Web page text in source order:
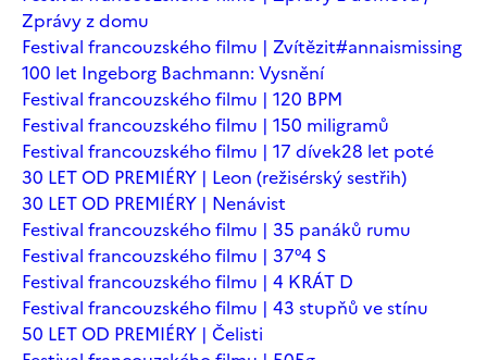
Zprávy z domu
Festival francouzského filmu | Zvítězit#annaismissing
100 let Ingeborg Bachmann: Vysnění
Festival francouzského filmu | 120 BPM
Festival francouzského filmu | 150 miligramů
Festival francouzského filmu | 17 dívek28 let poté
30 LET OD PREMIÉRY | Leon (režisérský sestřih)
30 LET OD PREMIÉRY | Nenávist
Festival francouzského filmu | 35 panáků rumu
Festival francouzského filmu | 37°4 S
Festival francouzského filmu | 4 KRÁT D
Festival francouzského filmu | 43 stupňů ve stínu
50 LET OD PREMIÉRY | Čelisti